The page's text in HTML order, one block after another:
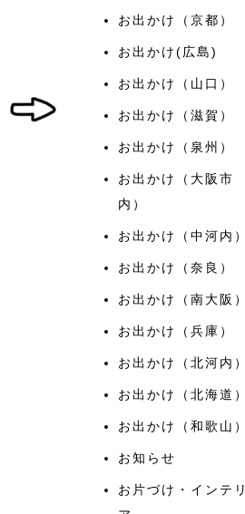
お出かけ（京都）
お出かけ(広島)
お出かけ（山口）
お出かけ（滋賀）
お出かけ（泉州）
お出かけ（大阪市
内）
お出かけ（中河内）
お出かけ（奈良）
お出かけ（南大阪）
お出かけ（兵庫）
お出かけ（北河内）
お出かけ（北海道）
お出かけ（和歌山）
お知らせ
お片づけ・インテリ